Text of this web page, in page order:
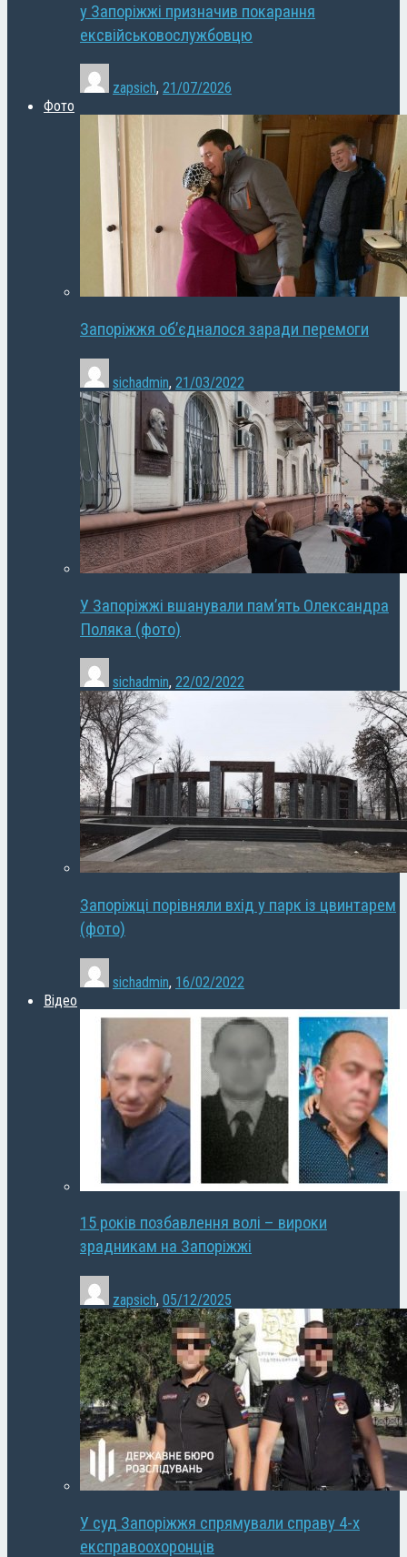
у Запоріжжі призначив покарання
ексвійськовослужбовцю
zapsich, 21/07/2026
Фото
Запоріжжя об’єдналося заради перемоги
sichadmin, 21/03/2022
У Запоріжжі вшанували пам’ять Олександра
Поляка (фото)
sichadmin, 22/02/2022
Запоріжці порівняли вхід у парк із цвинтарем
(фото)
sichadmin, 16/02/2022
Відео
15 років позбавлення волі – вироки
зрадникам на Запоріжжі
zapsich, 05/12/2025
У суд Запоріжжя спрямували справу 4-х
експравоохоронців